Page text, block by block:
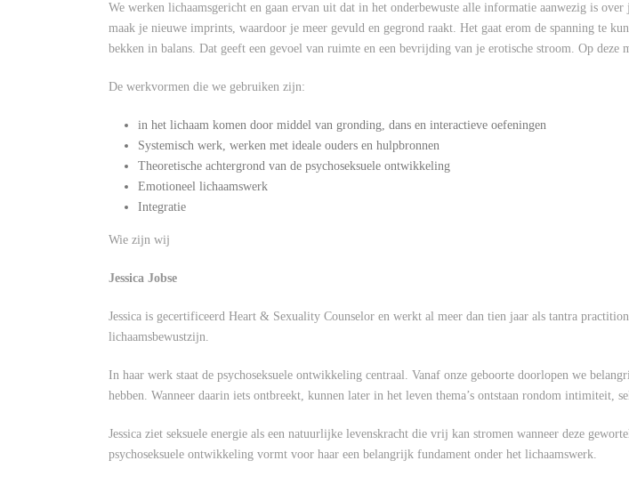
We werken lichaamsgericht en gaan ervan uit dat in het onderbewuste alle informatie aanwezig is
maak je nieuwe imprints, waardoor je meer gevuld en gegrond raakt. Het gaat erom de spanning te
bekken in balans. Dat geeft een gevoel van ruimte en een bevrijding van je erotische stroom. Op deze
De werkvormen die we gebruiken zijn:
in het lichaam komen door middel van gronding, dans en interactieve oefeningen
Systemisch werk, werken met ideale ouders en hulpbronnen
Theoretische achtergrond van de psychoseksuele ontwikkeling
Emotioneel lichaamswerk
Integratie
Wie zijn wij
Jessica Jobse
Jessica is gecertificeerd Heart & Sexuality Counselor en werkt al meer dan tien jaar als tantra
lichaamsbewustzijn.
In haar werk staat de psychoseksuele ontwikkeling centraal. Vanaf onze geboorte doorlopen we
hebben. Wanneer daarin iets ontbreekt, kunnen later in het leven thema’s ontstaan rondom intimiteit,
Jessica ziet seksuele energie als een natuurlijke levenskracht die vrij kan stromen wanneer deze
psychoseksuele ontwikkeling vormt voor haar een belangrijk fundament onder het lichaamswerk.